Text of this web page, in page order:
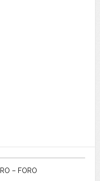
– FORO